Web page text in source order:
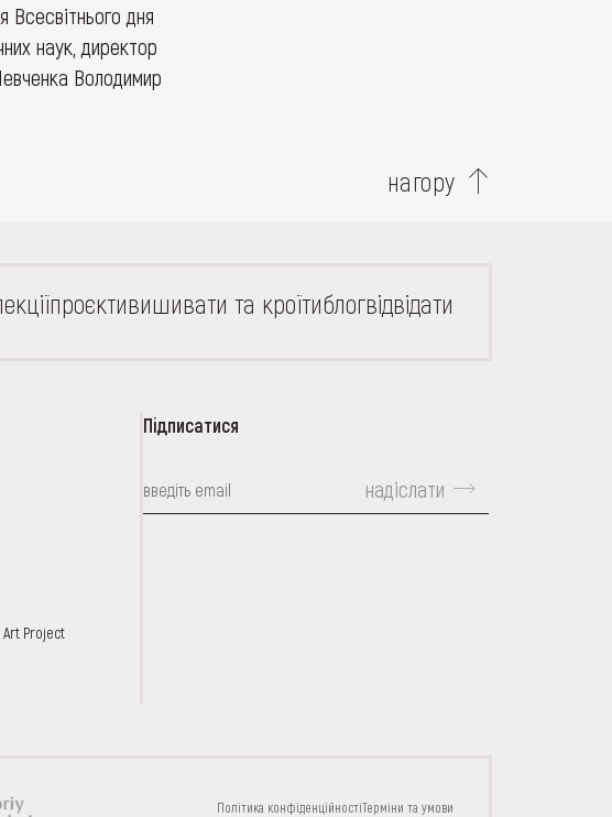
КОНТАКТИ
Всесвітнього дня
наук, директор
Володимир
нагору
проєктивишивати та кроїтиблогвідвідати
Art Project
Підписатися
надіслати
Політика конфіденційностіТерміни та умови